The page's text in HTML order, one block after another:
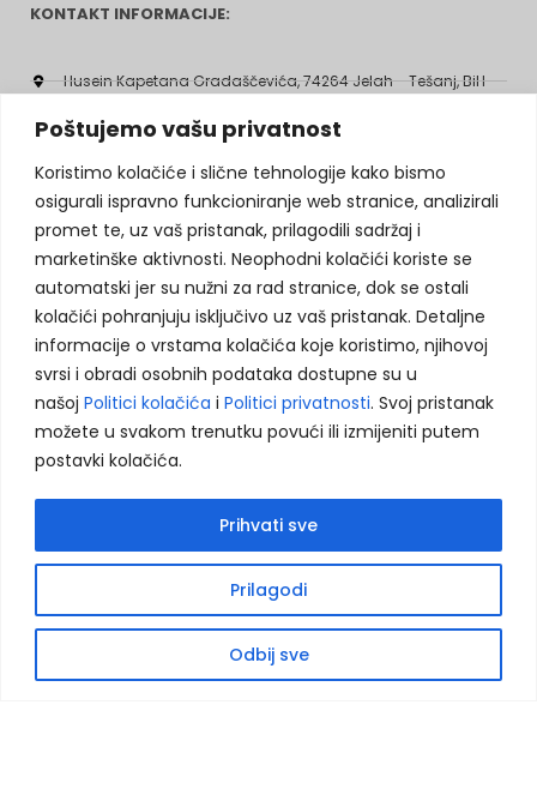
Koristimo kolačiće kako bismo poboljšali vaše
korisničko iskustvo, analizirali saobraćaj i
prikazali prilagođeni sadržaj. Više informacija
možete pronaći u našojPolitici privatnostii
Politici kolačića .
Odbij neophodne
Postavke
Poštujemo vašu privatnost
Koristimo kolačiće i slične tehnologije kako bismo
osigurali ispravno funkcioniranje web stranice, analizirali
promet te, uz vaš pristanak, prilagodili sadržaj i
marketinške aktivnosti. Neophodni kolačići koriste se
automatski jer su nužni za rad stranice, dok se ostali
kolačići pohranjuju isključivo uz vaš pristanak. Detaljne
informacije o vrstama kolačića koje koristimo, njihovoj
svrsi i obradi osobnih podataka dostupne su u
našoj Politici kolačića i Politici privatnosti. Svoj pristanak
možete u svakom trenutku povući ili izmijeniti putem
postavki kolačića.
Prilagodi
Odbij sve
Prihvati sve
KONTAKT INFORMACIJE:
Husein Kapetana Gradaščevića, 74264 Jelah - Tešanj, BiH
agencija.murix@gmail.com
+387 60 308 5713
+387 32 664 364
PRETRAŽITE PROIZVODE:
Ukratko o namaNaše usluge
Pratite nas na društvenim mrežama
Shop
Naš katalog
Kontaktirajte nas
Kontaktirajte nas
Open